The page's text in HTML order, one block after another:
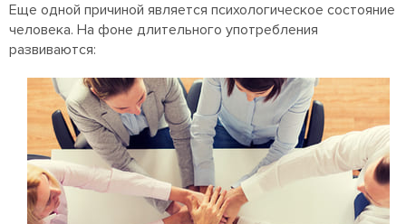
Еще одной причиной является психологическое состояние
человека. На фоне длительного употребления
развиваются: